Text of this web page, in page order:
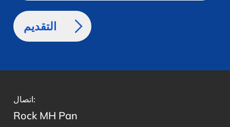
>
اتصال:
Rock MH Pan